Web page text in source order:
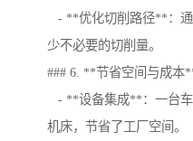
- **优化切削路径**：通
少不必要的切削量。
### 6. **节省空间与成本
- **设备集成**：一台车
机床，节省了工厂空间。